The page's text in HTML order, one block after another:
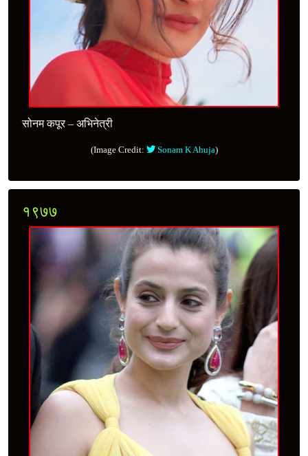
सोनम कपूर – अभिनेत्री
(Image Credit: Sonam K Ahuja)
१९७७